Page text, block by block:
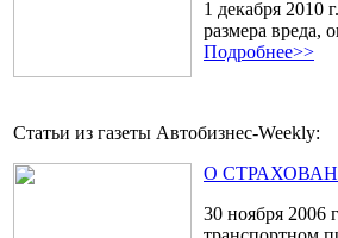
1 декабря 2010
размера вреда,
Подробнее>>
Статьи из газеты Автобизнес-Weekly:
О
30 ноября 2006